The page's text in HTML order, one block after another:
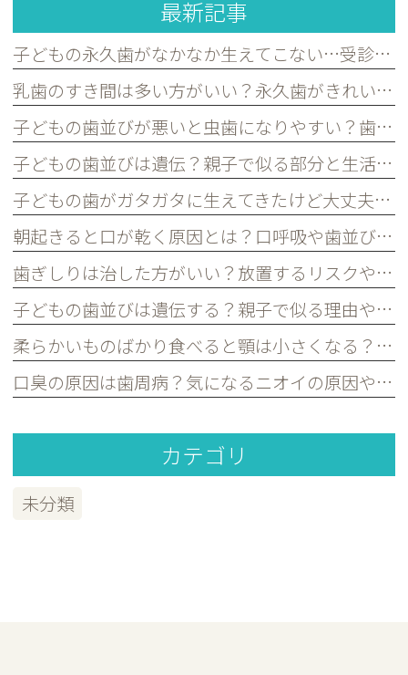
最新記事
子どもの永久歯がなかなか生えてこない…受診した方がよいケースを歯科医が解説｜宮原・さいたま市北区の歯医者
乳歯のすき間は多い方がいい？永久歯がきれいに並ぶために必要な理由を歯科医が解説｜宮原・さいたま市北区の歯医者
子どもの歯並びが悪いと虫歯になりやすい？歯並びとお口の健康の関係を歯科医が解説｜宮原・さいたま市北区の歯医者
子どもの歯並びは遺伝？親子で似る部分と生活習慣で変えられる部分を歯科医が解説｜宮原・さいたま市北区の歯医者
子どもの歯がガタガタに生えてきたけど大丈夫？永久歯の歯並びについて歯科医が解説｜宮原・さいたま市北区の歯医者
朝起きると口が乾く原因とは？口呼吸や歯並びとの関係を歯科医が解説｜宮原・さいたま市北区の歯医者
歯ぎしりは治した方がいい？放置するリスクや原因を歯科医が解説｜宮原・さいたま市北区の歯医者
子どもの歯並びは遺伝する？親子で似る理由や予防できるポイントを歯科医が解説｜宮原・さいたま市北区の歯医者
柔らかいものばかり食べると顎は小さくなる？子どもの歯並びとの関係を歯科医が解説｜宮原・さいたま市北区の歯医者
口臭の原因は歯周病？気になるニオイの原因や対策を歯科医が解説｜宮原・さいたま市北区の歯医者
カテゴリ
未分類